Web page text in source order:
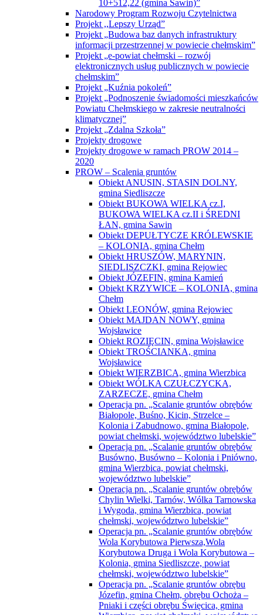
10+512,22 (gmina Sawin)”
Narodowy Program Rozwoju Czytelnictwa
Projekt ,,Lepszy Urząd”
Projekt „Budowa baz danych infrastruktury
informacji przestrzennej w powiecie chełmskim”
Projekt „e-powiat chełmski – rozwój
elektronicznych usług publicznych w powiecie
chełmskim”
Projekt „Kuźnia pokoleń”
Projekt „Podnoszenie świadomości mieszkańców
Powiatu Chełmskiego w zakresie neutralności
klimatycznej”
Projekt „Zdalna Szkoła”
Projekty drogowe
Projekty drogowe w ramach PROW 2014 –
2020
PROW – Scalenia gruntów
Obiekt ANUSIN, STASIN DOLNY,
gmina Siedliszcze
Obiekt BUKOWA WIELKA cz.I,
BUKOWA WIELKA cz.II i ŚREDNI
ŁAN, gmina Sawin
Obiekt DEPUŁTYCZE KRÓLEWSKIE
– KOLONIA, gmina Chełm
Obiekt HRUSZÓW, MARYNIN,
SIEDLISZCZKI, gmina Rejowiec
Obiekt JÓZEFIN, gmina Kamień
Obiekt KRZYWICE – KOLONIA, gmina
Chełm
Obiekt LEONÓW, gmina Rejowiec
Obiekt MAJDAN NOWY, gmina
Wojsławice
Obiekt ROZIĘCIN, gmina Wojsławice
Obiekt TROŚCIANKA, gmina
Wojsławice
Obiekt WIERZBICA, gmina Wierzbica
Obiekt WÓLKA CZUŁCZYCKA,
ZARZECZE, gmina Chełm
Operacja pn. „Scalanie gruntów obrębów
Białopole, Buśno, Kicin, Strzelce –
Kolonia i Zabudnowo, gmina Białopole,
powiat chełmski, województwo lubelskie”
Operacja pn. „Scalanie gruntów obrębów
Busówno, Busówno – Kolonia i Pniówno,
gmina Wierzbica, powiat chełmski,
województwo lubelskie”
Operacja pn. „Scalanie gruntów obrębów
Chylin Wielki, Tarnów, Wólka Tarnowska
i Wygoda, gmina Wierzbica, powiat
chełmski, województwo lubelskie”
Operacja pn. „Scalanie gruntów obrębów
Wola Korybutowa Pierwsza,Wola
Korybutowa Druga i Wola Korybutowa –
Kolonia, gmina Siedliszcze, powiat
chełmski, województwo lubelskie”
Operacja pn. „Scalanie gruntów obrębu
Józefin, gmina Chełm, obrębu Ochoża –
Pniaki i części obrębu Święcica, gmina